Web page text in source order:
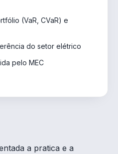
(VaR, CVaR) e
do setor elétrico
pelo MEC
a pratica e a